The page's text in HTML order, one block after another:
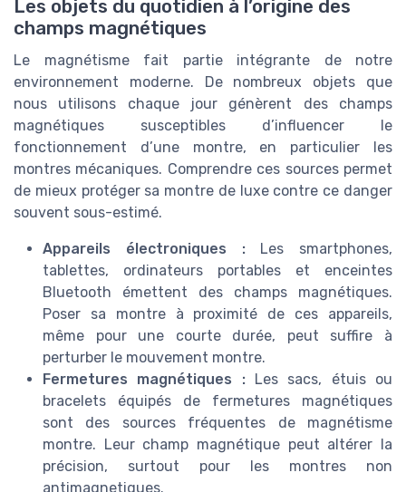
Les objets du quotidien à l’origine des
champs magnétiques
Le magnétisme fait partie intégrante de notre
environnement moderne. De nombreux objets que
nous utilisons chaque jour génèrent des champs
magnétiques susceptibles d’influencer le
fonctionnement d’une montre, en particulier les
montres mécaniques. Comprendre ces sources permet
de mieux protéger sa montre de luxe contre ce danger
souvent sous-estimé.
Appareils électroniques :Les smartphones,
tablettes, ordinateurs portables et enceintes
Bluetooth émettent des champs magnétiques.
Poser sa montre à proximité de ces appareils,
même pour une courte durée, peut suffire à
perturber le mouvement montre.
Fermetures magnétiques :Les sacs, étuis ou
bracelets équipés de fermetures magnétiques
sont des sources fréquentes de magnétisme
montre. Leur champ magnétique peut altérer la
précision, surtout pour les montres non
antimagnetiques.